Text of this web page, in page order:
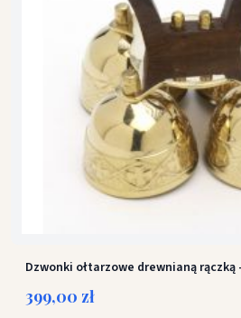
Dzwonki ołtarzowe drewnianą rączką
399,00 zł